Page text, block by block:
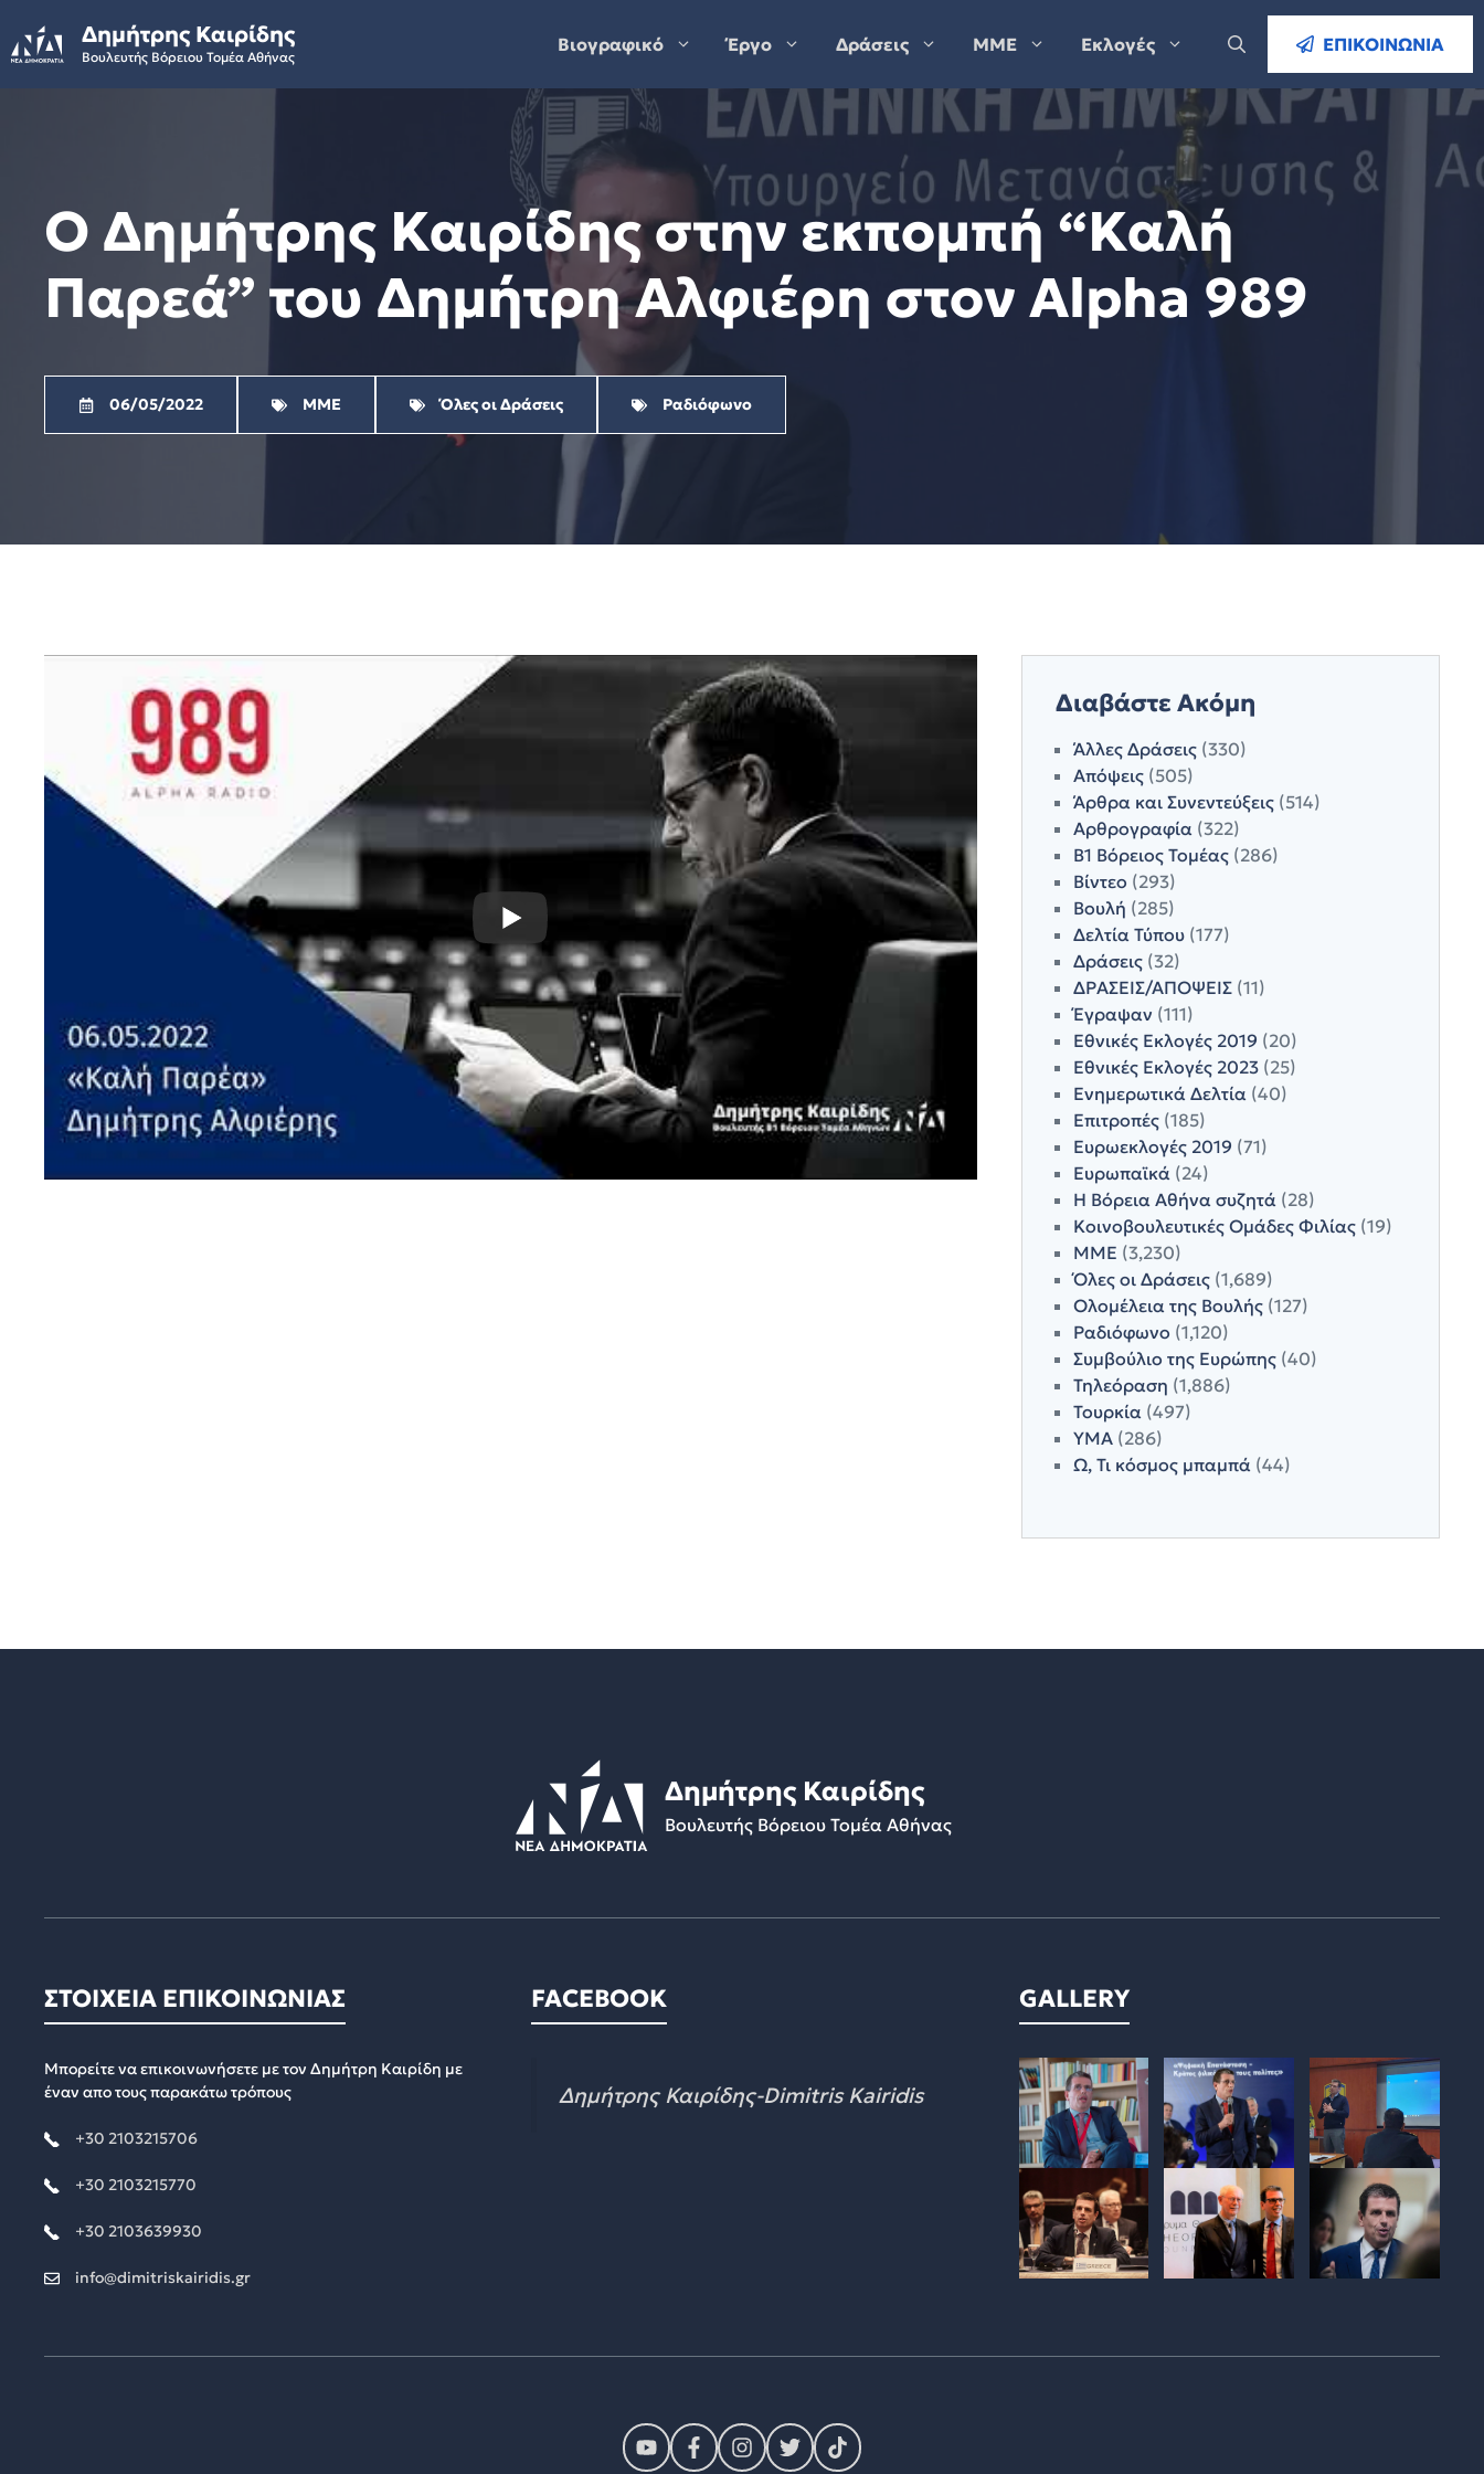
to
content
Δημήτρης Καιρίδης
Βουλευτής Βόρειου Τομέα Αθήνας
Βιογραφικό Έργο Δράσεις ΜΜΕ Εκλογές ΕΠΙΚΟΙΝΩΝΙΑ
Ο Δημήτρης Καιρίδης στην εκπομπή “Καλή
Παρεά” του Δημήτρη Αλφιέρη στον Alpha 989
06/05/2022 ΜΜΕ Όλες οι Δράσεις Ραδιόφωνο
Διαβάστε Ακόμη
Άλλες Δράσεις(330)
Απόψεις(505)
Άρθρα και Συνεντεύξεις(514)
Αρθρογραφία(322)
Β1 Βόρειος Τομέας(286)
Βίντεο (293)
Βουλή (285)
Δελτία Τύπου(177)
Δράσεις(32)
ΔΡΑΣΕΙΣ/ΑΠΟΨΕΙΣ(11)
Έγραψαν (111)
Εθνικές Εκλογές 2019 (20)
Εθνικές Εκλογές 2023(25)
Ενημερωτικά Δελτία(40)
Επιτροπές(185)
Ευρωεκλογές 2019 (71)
Ευρωπαϊκά(24)
Η Βόρεια Αθήνα συζητά(28)
Κοινοβουλευτικές Ομάδες Φιλίας(19)
ΜΜΕ (3,230)
Όλες οι Δράσεις(1,689)
Ολομέλεια της Βουλής(127)
Ραδιόφωνο (1,120)
Συμβούλιο της Ευρώπης(40)
Τηλεόραση (1,886)
Τουρκία(497)
ΥΜΑ(286)
Ω, Τι κόσμος μπαμπά(44)
Δημήτρης Καιρίδης
Βουλευτής Βόρειου Τομέα Αθήνας
ΣΤΟΙΧΕΙΑ ΕΠΙΚΟΙΝΩΝΙΑΣ
Μπορείτε να επικοινωνήσετε με τον Δημήτρη Καιρίδη με
έναν απο τους παρακάτω τρόπους
+30 2103215706
+30 2103215770
+30 2103639930
info@dimitriskairidis.gr
FACEBOOK
Δημήτρης Καιρίδης-Dimitris Kairidis
GALLERY